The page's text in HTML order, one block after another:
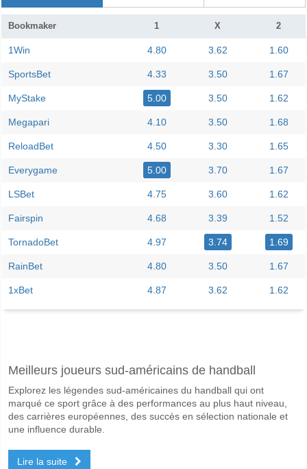
Bookmaker 1 X 2
1Win 4.80 3.62 1.60
SportsBet 4.33 3.50 1.67
MyStake 5.00 3.50 1.62
Megapari 4.10 3.50 1.68
ReloadBet 4.50 3.30 1.65
Everygame 5.00 3.70 1.67
LSBet 4.75 3.60 1.62
Fairspin 4.68 3.39 1.52
TornadoBet 4.97 3.74 1.69
RainBet 4.80 3.50 1.67
1xBet 4.87 3.62 1.62
Le match entre SJK Akatemia v JIPPO 09 June 2026 17:00.
Quelle est l'équipe favorite pour gagner entre SJK
JIPPO pour le Gagnant du match, avec une probabilité de 60%
Non pour Les Deux Équipes Marquent, avec un pourcentage de 55%.
Meilleurs joueurs sud-américains de handball
Explorez les légendes sud-américaines du handball qui ont
marqué ce sport grâce à des performances au plus haut niveau,
des carrières européennes, des succès en sélection nationale et
une influence durable.
Lire la suite